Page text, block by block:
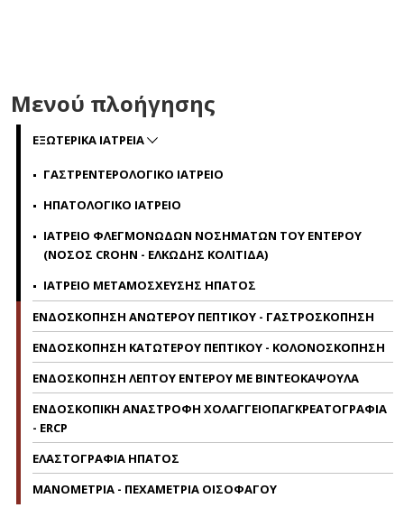
Μενού πλοήγησης
ΕΞΩΤΕΡΙΚΑ ΙΑΤΡΕΙΑ
ΓΑΣΤΡΕΝΤΕΡΟΛΟΓΙΚΟ ΙΑΤΡΕΙΟ
ΗΠΑΤΟΛΟΓΙΚΟ ΙΑΤΡΕΙΟ
ΙΑΤΡΕΙΟ ΦΛΕΓΜΟΝΩΔΩΝ ΝΟΣΗΜΑΤΩΝ ΤΟΥ ΕΝΤΕΡΟΥ
(ΝΟΣΟΣ CROHN - ΕΛΚΩΔΗΣ ΚΟΛΙΤΙΔΑ)
ΙΑΤΡΕΙΟ ΜΕΤΑΜΟΣΧΕΥΣΗΣ ΗΠΑΤΟΣ
ΕΝΔΟΣΚΟΠΗΣΗ ΑΝΩΤΕΡΟΥ ΠΕΠΤΙΚΟΥ - ΓΑΣΤΡΟΣΚΟΠΗΣΗ
ΕΝΔΟΣΚΟΠΗΣΗ ΚΑΤΩΤΕΡΟΥ ΠΕΠΤΙΚΟΥ - ΚΟΛΟΝΟΣΚΟΠΗΣΗ
ΕΝΔΟΣΚΟΠΗΣΗ ΛΕΠΤΟΥ ΕΝΤΕΡΟΥ ΜΕ ΒΙΝΤΕΟΚΑΨΟΥΛΑ
ΕΝΔΟΣΚΟΠΙΚΗ ΑΝΑΣΤΡΟΦΗ ΧΟΛΑΓΓΕΙΟΠΑΓΚΡΕΑΤΟΓΡΑΦΙΑ
- ERCP
ΕΛΑΣΤΟΓΡΑΦΙΑ ΗΠΑΤΟΣ
ΜΑΝΟΜΕΤΡΙΑ - ΠΕΧΑΜΕΤΡΙΑ ΟΙΣΟΦΑΓΟΥ